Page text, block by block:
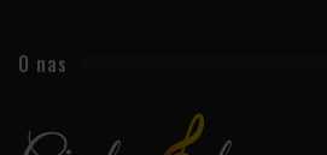
O nas